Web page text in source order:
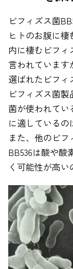
ビフィズス菌
ヒトのお腹に
内に棲むビフィ
言われています
選ばれたビフィ
ビフィズス菌
菌が使われてい
に適しているの
また、他のビ
BB536は酸や酸
く可能性が高い